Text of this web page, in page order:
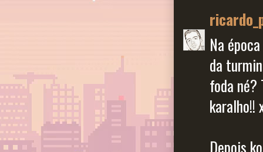
Na
da
foda né?
karalho!!
Depois